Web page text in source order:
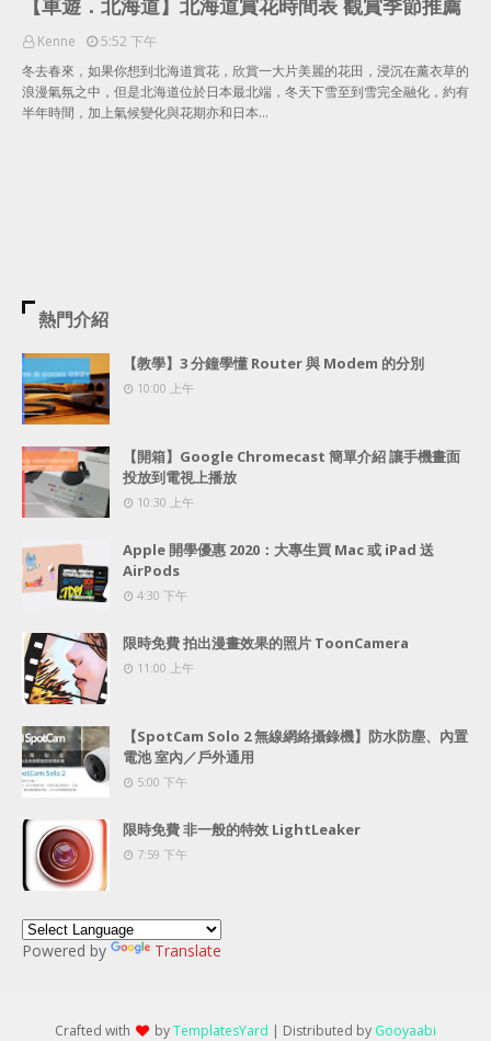
【車遊．北海道】北海道賞花時間表 觀賞季節推薦
Kenne
5:52 下午
冬去春來，如果你想到北海道賞花，欣賞一大片美麗的花田，浸沉在薰衣草的
浪漫氣氛之中，但是北海道位於日本最北端，冬天下雪至到雪完全融化，約有
半年時間，加上氣候變化與花期亦和日本…
熱門介紹
【教學】3 分鐘學懂 Router 與 Modem 的分別
10:00 上午
【開箱】Google Chromecast 簡單介紹 讓手機畫面
投放到電視上播放
10:30 上午
Apple 開學優惠 2020：大專生買 Mac 或 iPad 送
AirPods
4:30 下午
限時免費 拍出漫畫效果的照片 ToonCamera
11:00 上午
【SpotCam Solo 2 無線網絡攝錄機】防水防塵、內置
電池 室內／戶外通用
5:00 下午
限時免費 非一般的特效 LightLeaker
7:59 下午
Powered by Translate
Crafted with byTemplatesYard | Distributed by Gooyaabi